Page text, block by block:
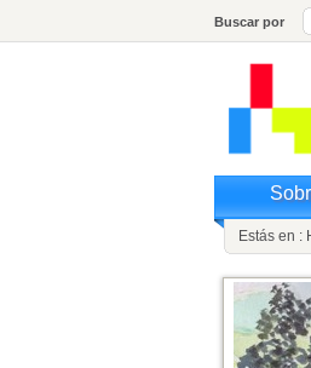
Buscar por
Estás en